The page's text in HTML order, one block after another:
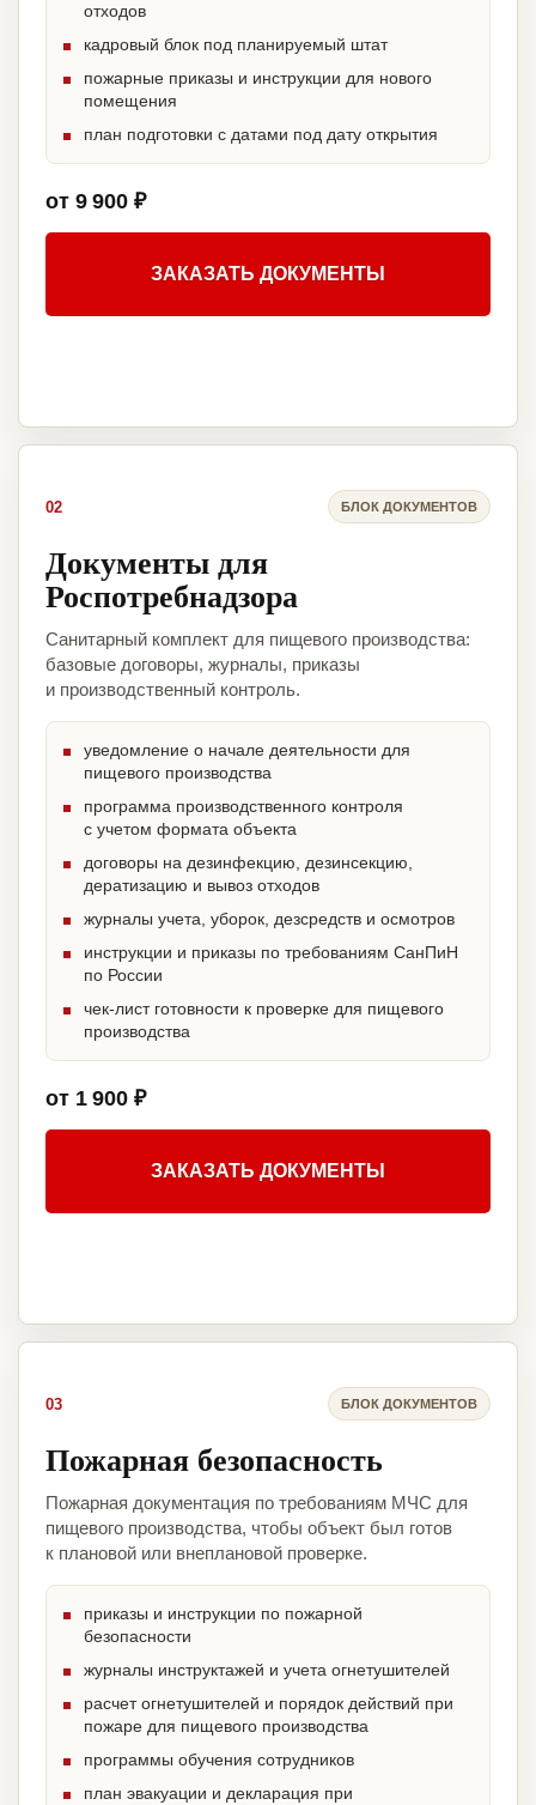
отходов
кадровый блок под планируемый штат
пожарные приказы и инструкции для нового
помещения
план подготовки с датами под дату открытия
от 9 900 ₽
ЗАКАЗАТЬ ДОКУМЕНТЫ
02 БЛОК ДОКУМЕНТОВ
Документы для
Роспотребнадзора
Санитарный комплект для пищевого производства:
базовые договоры, журналы, приказы
и производственный контроль.
уведомление о начале деятельности для
пищевого производства
программа производственного контроля
с учетом формата объекта
договоры на дезинфекцию, дезинсекцию,
дератизацию и вывоз отходов
журналы учета, уборок, дезсредств и осмотров
инструкции и приказы по требованиям СанПиН
по России
чек-лист готовности к проверке для пищевого
производства
от 1 900 ₽
ЗАКАЗАТЬ ДОКУМЕНТЫ
03 БЛОК ДОКУМЕНТОВ
Пожарная безопасность
Пожарная документация по требованиям МЧС для
пищевого производства, чтобы объект был готов
к плановой или внеплановой проверке.
приказы и инструкции по пожарной
безопасности
журналы инструктажей и учета огнетушителей
расчет огнетушителей и порядок действий при
пожаре для пищевого производства
программы обучения сотрудников
план эвакуации и декларация при